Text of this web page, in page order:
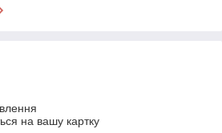
на вашу картку